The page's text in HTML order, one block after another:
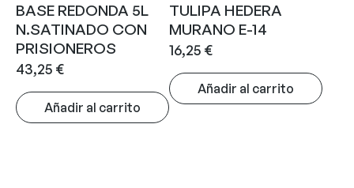
BASE REDONDA 5L
N.SATINADO CON
PRISIONEROS
43,25 €
Añadir al carrito
TULIPA HEDERA
MURANO E-14
16,25 €
Añadir al carrito